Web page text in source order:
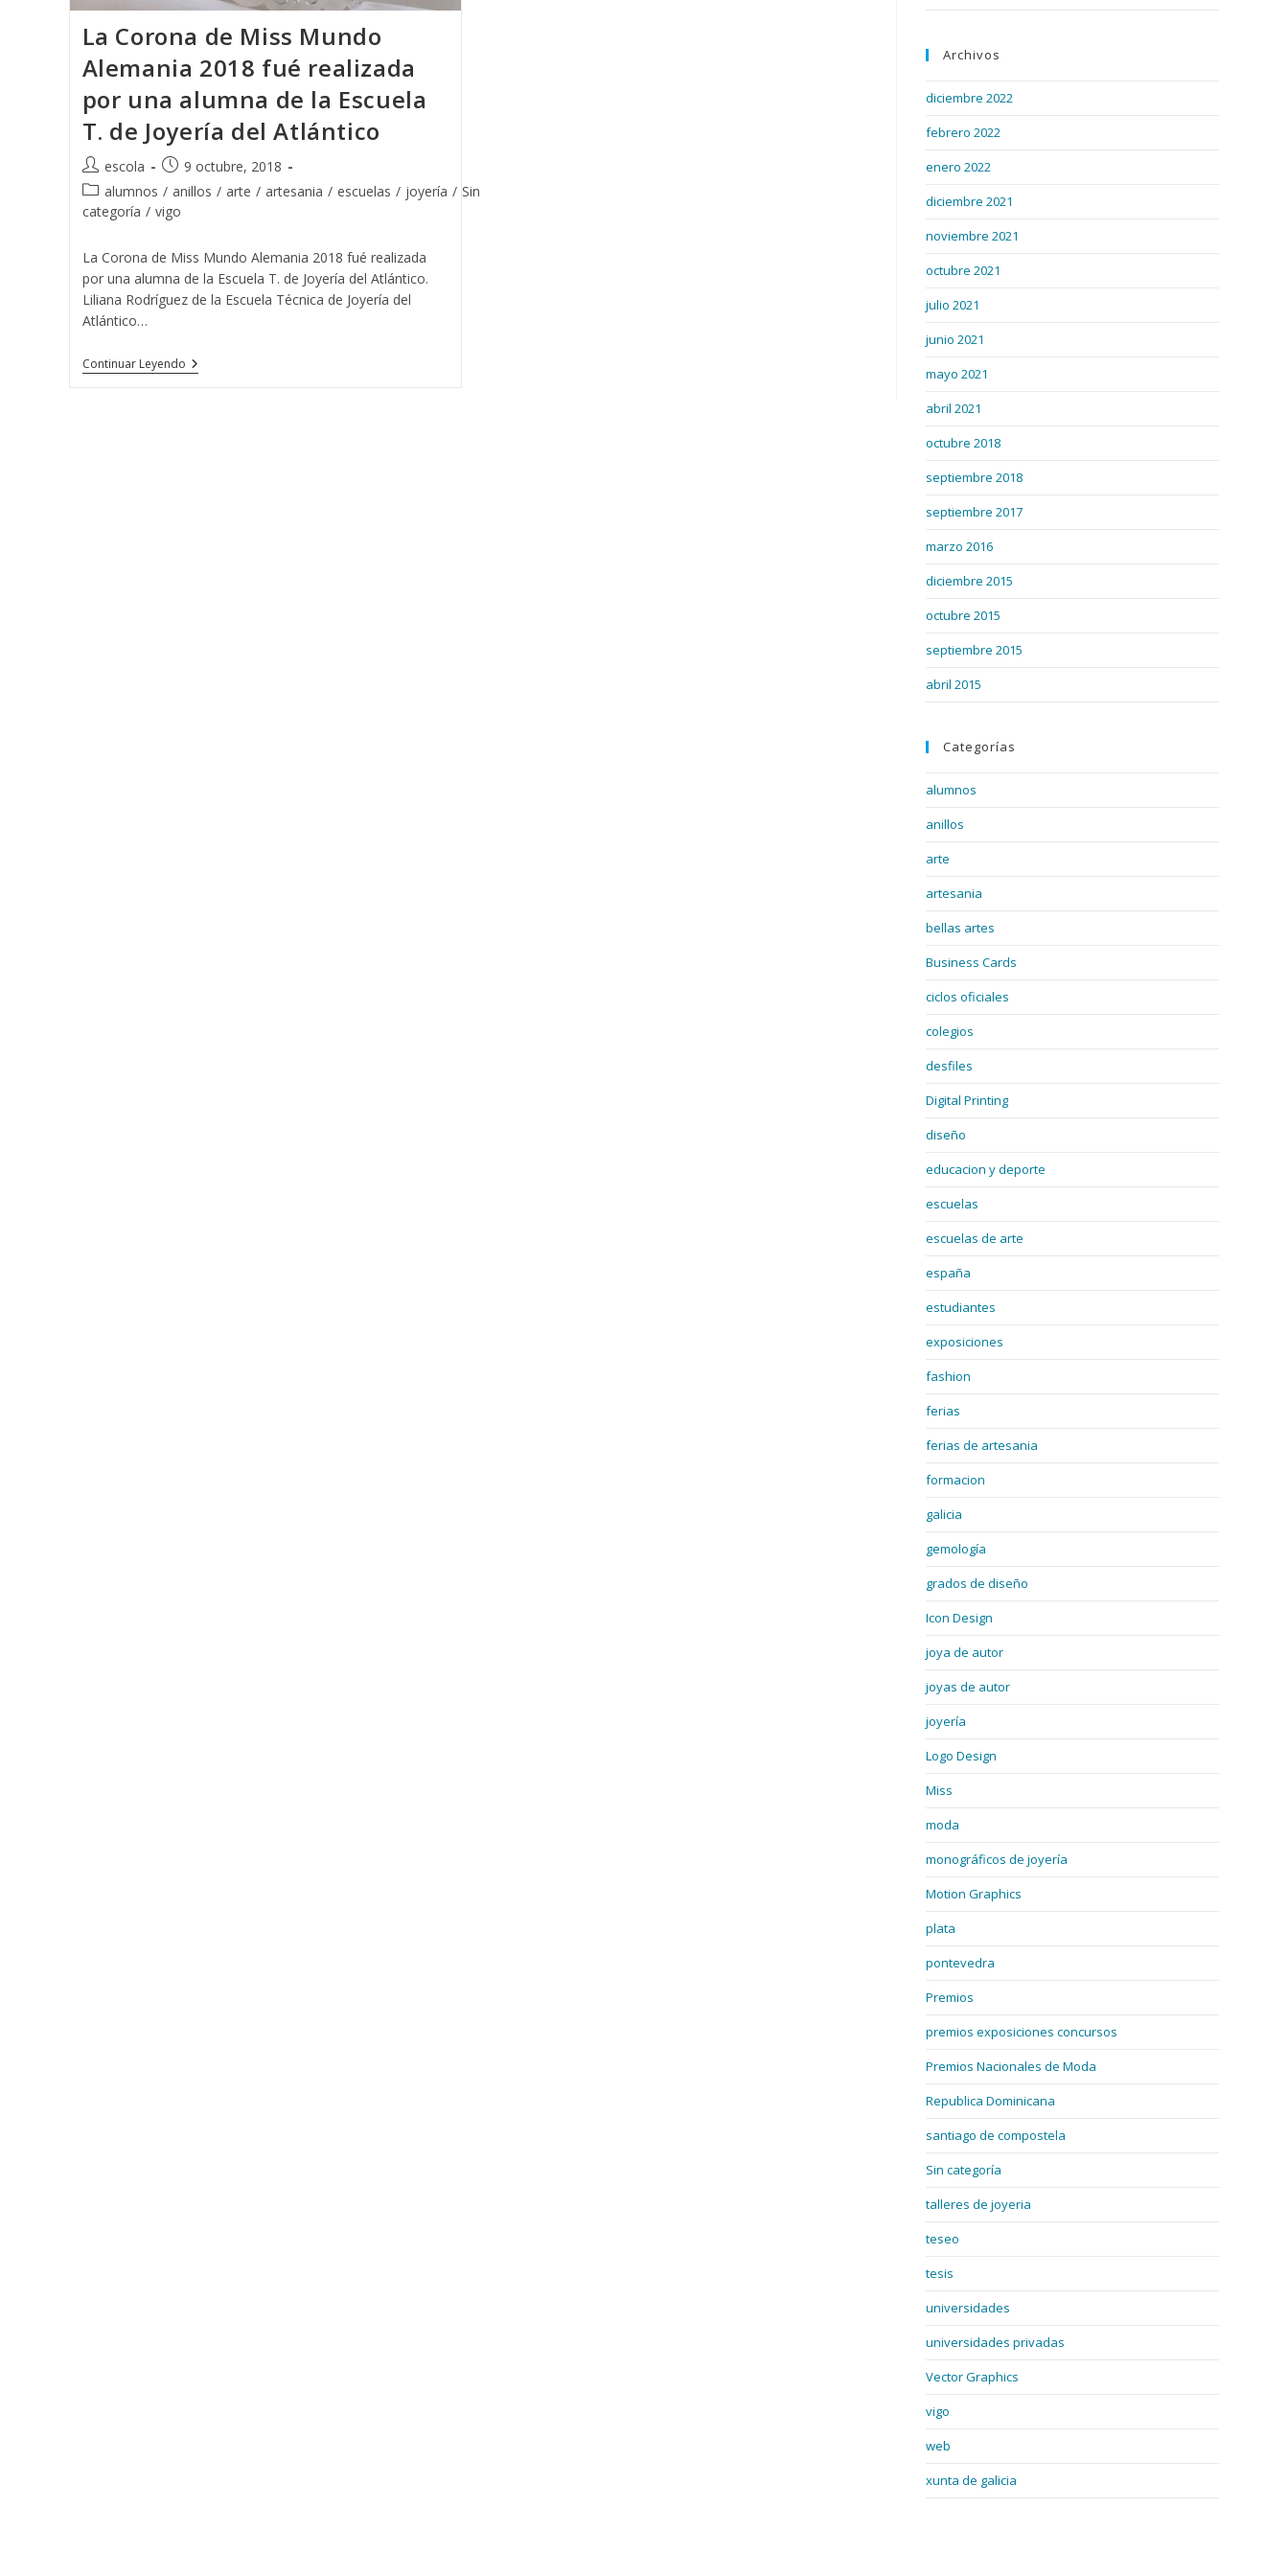
La Corona de Miss Mundo
Alemania 2018 fué realizada
por una alumna de la Escuela
T. de Joyería del Atlántico
Autor
de
la
entrada:
escola
Publicación
de
la
entrada:
9 octubre, 2018
Categoría
de
entrada:
alumnos / anillos / arte / artesania / escuelas / joyería / Sin
categoría / vigo
La Corona de Miss Mundo Alemania 2018 fué realizada
por una alumna de la Escuela T. de Joyería del Atlántico.
Liliana Rodríguez de la Escuela Técnica de Joyería del
Atlántico…
Continuar LeyendoLa
Corona
Archivos
diciembre 2022
febrero 2022
enero 2022
diciembre 2021
noviembre 2021
octubre 2021
julio 2021
junio 2021
mayo 2021
abril 2021
octubre 2018
septiembre 2018
septiembre 2017
marzo 2016
diciembre 2015
octubre 2015
septiembre 2015
abril 2015
Categorías
alumnos
anillos
arte
artesania
bellas artes
Business Cards
ciclos oficiales
colegios
desfiles
Digital Printing
diseño
educacion y deporte
escuelas
escuelas de arte
españa
estudiantes
exposiciones
fashion
ferias
ferias de artesania
formacion
galicia
gemología
grados de diseño
Icon Design
joya de autor
joyas de autor
joyería
Logo Design
Miss
moda
monográficos de joyería
Motion Graphics
plata
pontevedra
Premios
premios exposiciones concursos
Premios Nacionales de Moda
Republica Dominicana
santiago de compostela
Sin categoría
talleres de joyeria
teseo
tesis
universidades
universidades privadas
Vector Graphics
vigo
web
xunta de galicia